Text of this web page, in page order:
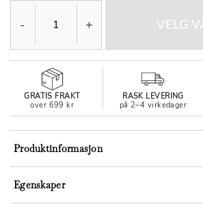
- + VELG
GRATIS FRAKT
over 699 kr
RASK LEVERING
på 2–4 virkedager
Egenskaper
Produktinformasjon